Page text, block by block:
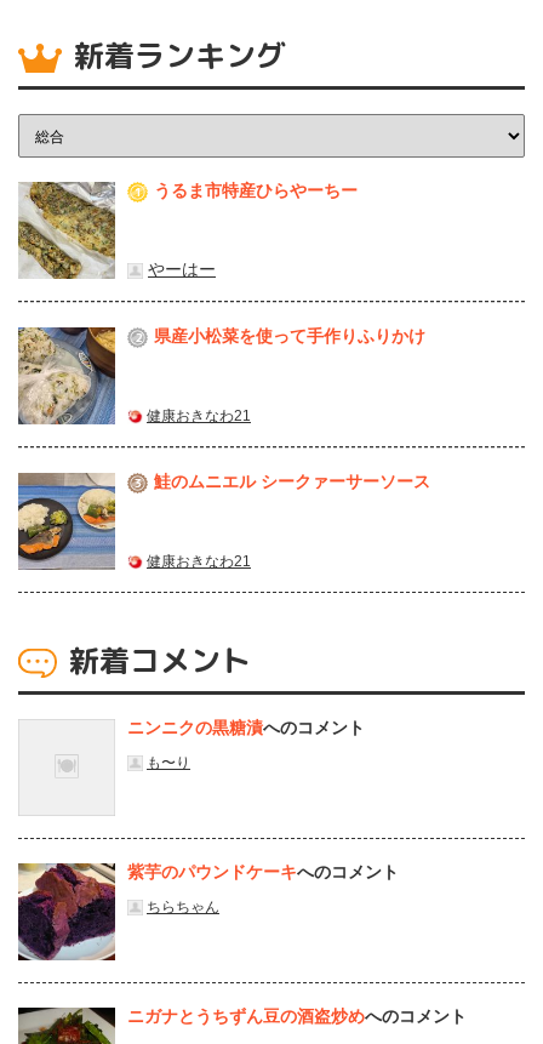
新着ランキング
1 うるま市特産ひらやーちー
やーはー
2 県産⼩松菜を使って⼿作りふりかけ
健康おきなわ21
3 鮭のムニエル シークァーサーソース
健康おきなわ21
新着コメント
ニンニクの黒糖漬へのコメント
も〜り
紫芋のパウンドケーキへのコメント
ちらちゃん
ニガナとうちずん豆の酒盗炒めへのコメント